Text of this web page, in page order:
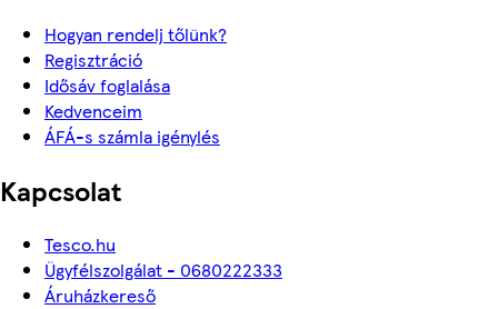
Hogyan rendelj tőlünk?
Regisztráció
Idősáv foglalása
Kedvenceim
ÁFÁ-s számla igénylés
Kapcsolat
Tesco.hu
Ügyfélszolgálat - 0680222333
Áruházkereső